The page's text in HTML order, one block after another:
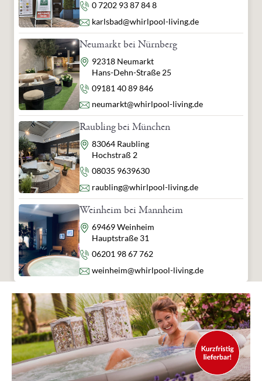
Telefon
0 7202 93 87 84 8
E-Mail
karlsbad@whirlpool-living.de
Neumarkt bei Nürnberg
Adresse
92318 Neumarkt
Hans-Dehn-Straße 25
Telefon
09181 40 89 846
E-Mail
neumarkt@whirlpool-living.de
Raubling bei München
Adresse
83064 Raubling
Hochstraß 2
Telefon
08035 9639630
E-Mail
raubling@whirlpool-living.de
Weinheim bei Mannheim
Adresse
69469 Weinheim
Hauptstraße 31
Telefon
06201 98 67 762
E-Mail
weinheim@whirlpool-living.de